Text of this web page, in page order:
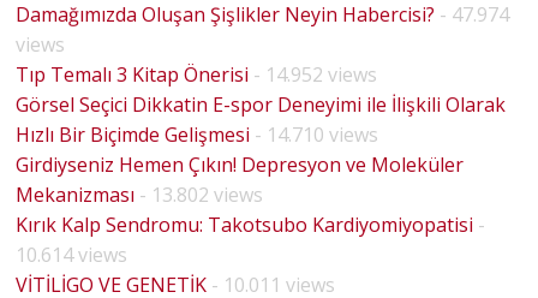
Damağımızda Oluşan Şişlikler Neyin Habercisi? - 47.974
views
Tıp Temalı 3 Kitap Önerisi - 14.952 views
Görsel Seçici Dikkatin E-spor Deneyimi ile İlişkili Olarak
Hızlı Bir Biçimde Gelişmesi - 14.710 views
Girdiyseniz Hemen Çıkın! Depresyon ve Moleküler
Mekanizması - 13.802 views
Kırık Kalp Sendromu: Takotsubo Kardiyomiyopatisi -
10.614 views
VİTİLİGO VE GENETİK - 10.011 views